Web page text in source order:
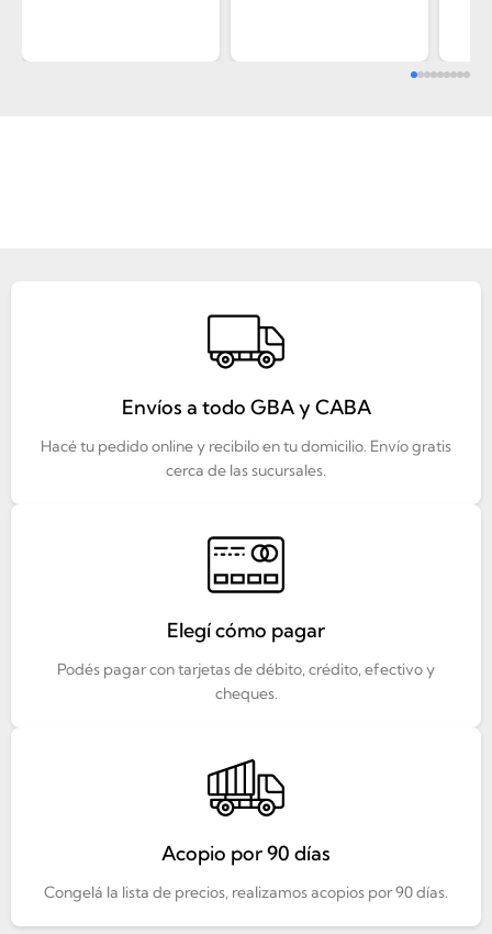
Envíos a todo GBA y CABA
Hacé tu pedido online y recibilo en tu domicilio. Envío gratis
cerca de las sucursales.
Elegí cómo pagar
Podés pagar con tarjetas de débito, crédito, efectivo y
cheques.
Acopio por 90 días
Congelá la lista de precios, realizamos acopios por 90 días.